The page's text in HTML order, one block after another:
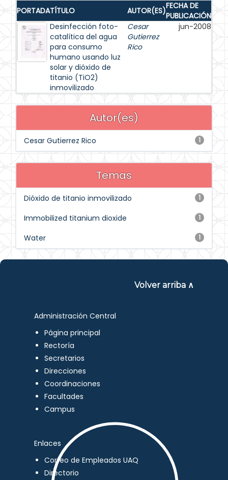
PORTADATÍTULO AUTOR(ES)FECHA DE
PUBLICACIÓN
Desinfección foto-
catalítica del agua
para consumo
humano usando luz
solar y dióxido de
titanio (TiO2)
inmovilizado
Cesar
Gutierrez
Rico
jun-2008
Autor(es)
1
Cesar Gutierrez Rico
Temas
1
Dióxido de titanio inmovilizado
1
Immobilized titanium dioxide
1
Water
Volver arriba ∧
Administración Central
Página principal
Rectoría
Secretarios
Direcciones
Coordinaciones
Facultades
Campus
Enlaces
Correo de Empleados UAQ
Directorio